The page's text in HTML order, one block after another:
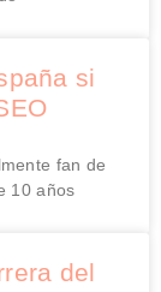
si
fan de
10 años
del